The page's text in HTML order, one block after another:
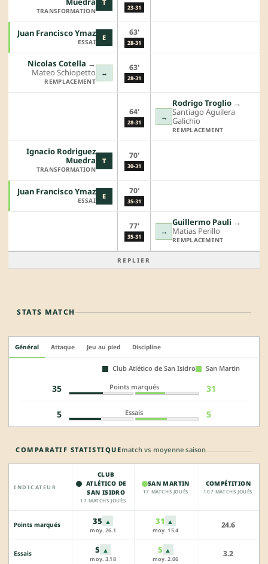
T
TRANSFORMATION 23-31
E
Juan Francisco Ymaz
ESSAI
63'
28-31
↔
Nicolas Cotella →︎
Mateo Schiopetto
REMPLACEMENT
63'
28-31
64'
28-31
↔
Rodrigo Troglio →︎
Santiago Aguilera
Galichio
REMPLACEMENT
T
Ignacio Rodriguez
Muedra
TRANSFORMATION
70'
30-31
E
Juan Francisco Ymaz
ESSAI
70'
35-31
77'
35-31
↔
Guillermo Pauli →︎
Matias Perillo
REMPLACEMENT
REPLIER
STATS MATCH
Général Attaque Jeu au pied Discipline
Club Atlético de San Isidro San Martin
35 Points marqués 31
5 Essais 5
COMPARATIF STATISTIQUEmatch vs moyenne saison
INDICATEUR
CLUB
ATLÉTICO DE
SAN ISIDRO
17 MATCHS JOUÉS
SAN MARTIN
17 MATCHS JOUÉS
COMPÉTITION
107 MATCHS JOUÉS
Points marqués 35 ▲
moy. 26.1
31 ▲
moy. 15.4
24.6
Essais 5 ▲
moy. 3.18
5 ▲
moy. 2.06
3.2